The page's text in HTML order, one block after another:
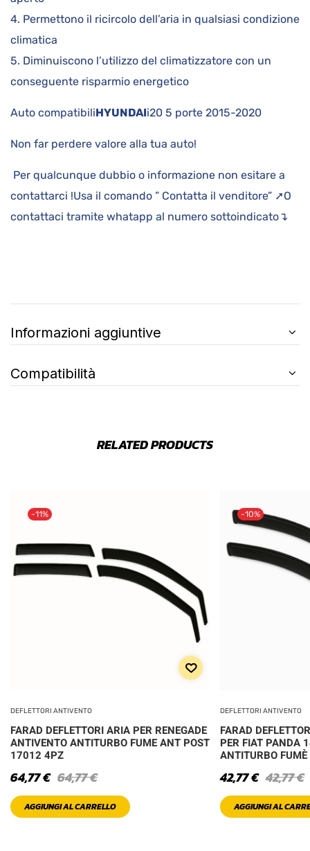
4. Permettono il ricircolo dell’aria in qualsiasi condizione
climatica
5. Diminuiscono l’utilizzo del climatizzatore con un
conseguente risparmio energetico
Auto compatibiliHYUNDAIi20 5 porte 2015-2020
Non far perdere valore alla tua auto!
Per qualcunque dubbio o informazione non esitare a
contattarci !Usa il comando ” Contatta il venditore” ➚O
contattaci tramite whatapp al numero sottoindicato↴
Informazioni aggiuntive
Compatibilità
RELATED PRODUCTS
-11%
DEFLETTORI ANTIVENTO
FARAD DEFLETTORI ARIA PER RENEGADE
ANTIVENTO ANTITURBO FUME ANT POST
17012 4PZ
64,77€
64,77€
AGGIUNGI AL CARRELLO
-10%
DEFLETTORI ANTIVENTO
FARAD
PER FIAT PANDA
ANTITURBO FUMÈ
42,77€
42,77€
AGGIUNGI AL